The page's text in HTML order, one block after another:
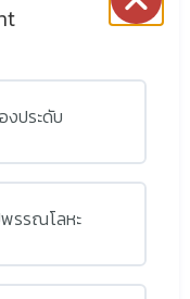
งประดับ
พรรณโลหะ